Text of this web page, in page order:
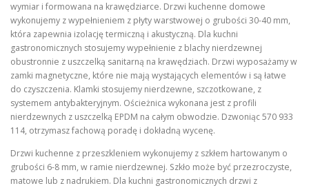
wymiar i formowana na krawędziarce. Drzwi kuchenne domowe
wykonujemy z wypełnieniem z płyty warstwowej o grubości 30-40 mm,
która zapewnia izolację termiczną i akustyczną. Dla kuchni
gastronomicznych stosujemy wypełnienie z blachy nierdzewnej
obustronnie z uszczelką sanitarną na krawędziach. Drzwi wyposażamy w
zamki magnetyczne, które nie mają wystających elementów i są łatwe
do czyszczenia. Klamki stosujemy nierdzewne, szczotkowane, z
systemem antybakteryjnym. Ościeżnica wykonana jest z profili
nierdzewnych z uszczelką EPDM na całym obwodzie. Dzwoniąc 570 933
114, otrzymasz fachową poradę i dokładną wycenę.
Drzwi kuchenne z przeszkleniem wykonujemy z szkłem hartowanym o
grubości 6-8 mm, w ramie nierdzewnej. Szkło może być przezroczyste,
matowe lub z nadrukiem. Dla kuchni gastronomicznych drzwi z